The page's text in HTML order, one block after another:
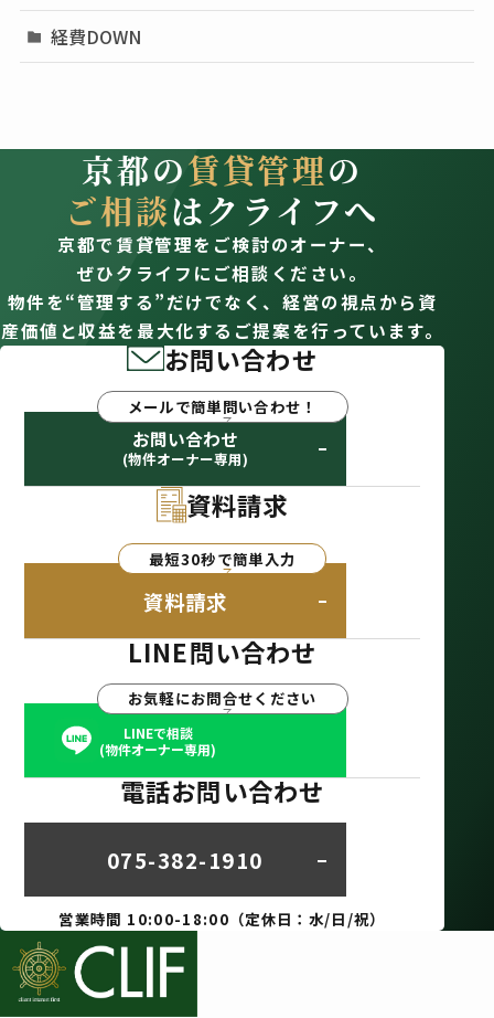
経費DOWN
京都の賃貸管理の
ご相談はクライフへ
京都で賃貸管理をご検討のオーナー、
ぜひクライフにご相談ください。
物件を“管理する”だけでなく、経営の視点から資
産価値と収益を最大化するご提案を行っています。
お問い合わせ
メールで簡単問い合わせ！
お問い合わせ
(物件オーナー専用)
資料請求
最短30秒で簡単入力
資料請求
LINE問い合わせ
お気軽にお問合せください
LINEで相談
(物件オーナー専用)
電話お問い合わせ
075-382-1910
営業時間 10:00-18:00（定休日：水/日/祝）